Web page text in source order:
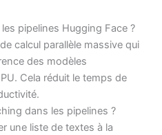
pipelines Hugging Face ?
calcul parallèle massive qui
des modèles
Cela réduit le temps de
dans les pipelines ?
une liste de textes à la